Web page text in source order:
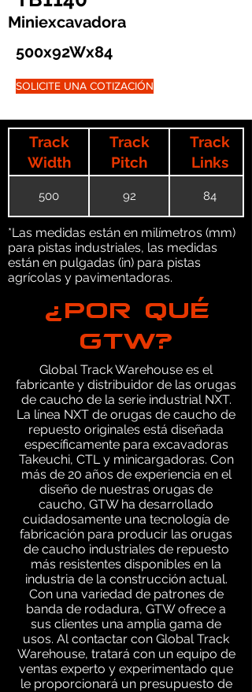
Miniexcavadora
500x92Wx84
SOLICITE UNA COTIZACIÓN
Track
Width
Track
Pitch
Track
Links
500 92 84
*Las medidas están en milímetros (mm)
para pistas industriales, las medidas
están en pulgadas (in) para pistas
agrícolas y pavimentadoras.
¿POR QUÉ
GTW?
Global Track Warehouse es el
fabricante y distribuidor de las orugas
de caucho de la serie industrial NXT.
La línea NXT de orugas de caucho de
repuesto originales está diseñada
específicamente para excavadoras
Takeuchi, CTL y minicargadoras. Con
más de 20 años de experiencia en el
diseño de nuestras orugas de
caucho, GTW ha desarrollado
cuidadosamente una tecnología de
fabricación para producir las orugas
de caucho industriales de repuesto
más resistentes disponibles en la
industria de la construcción actual.
Con una variedad de patrones de
banda de rodadura, GTW ofrece a
sus clientes una amplia gama de
usos. Al contactar con Global Track
Warehouse, tratará con un equipo de
ventas experto y experimentado que
le proporcionará un presupuesto de